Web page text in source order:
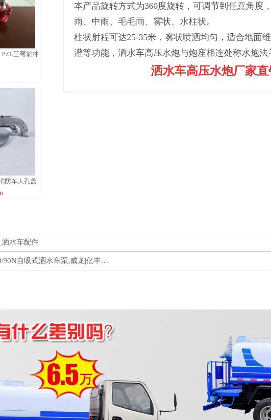
三弯前冲
防车人孔盖
本产品旋转方式为360度旋转，可调节到任意角度
雨、中雨、毛毛雨、雾状、水柱状。
柱状射程可达25-35米，雾状喷洒均匀，适合地面
灌等功能，洒水车高压水炮与炮座相连处称水炮法
洒水车高压水炮厂家直
洒水车配件
90N自吸式洒水车泵,威龙|亿丰…